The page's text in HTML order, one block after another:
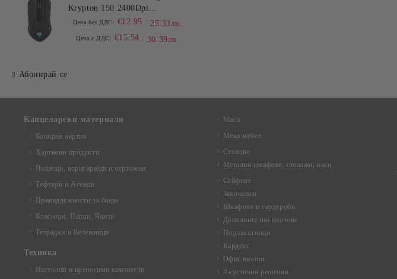
Krypton 150 2400Dpi
Illuminated Black
Цена без ДДС: €12.95 25.33лв.
Цена с ДДС: €15.54 30.39лв.
Абонирай се
Канцеларски материали
Копирна хартия
Хартиени продукти
Пишещи, коригиращи и чертожни
Тефтери и Агенди
Принадлежности за бюро
Класьори, Папки, Чанти
Тетрадки и Бележници
Техника
Настолни и преносими компютри
Маси
Мека мебел
Столове
Метални шкафове, стелажи, каси
Сейфове
Закачалки
Шкафове и гардероби
Допълнителни плотове
Подлакътници
Кардекс
Офис вкъщи
Акустични решения